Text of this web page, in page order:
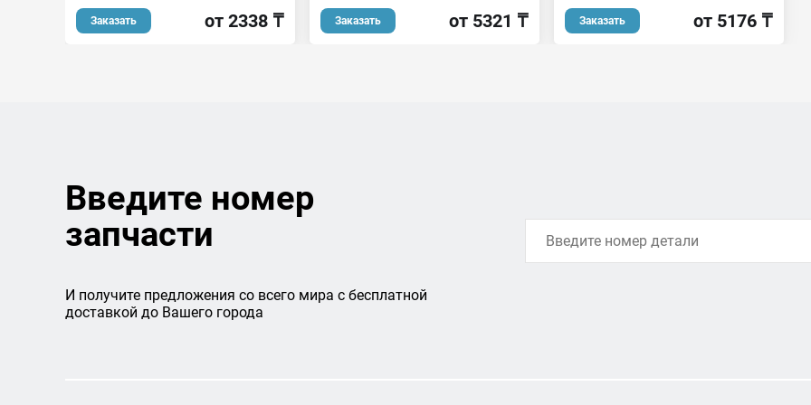
Заказать от 2338 ₸ Заказать от 5321 ₸ Заказать от 5176 ₸
Введите номер
запчасти
И получите предложения со всего мира с бесплатной
доставкой до Вашего города